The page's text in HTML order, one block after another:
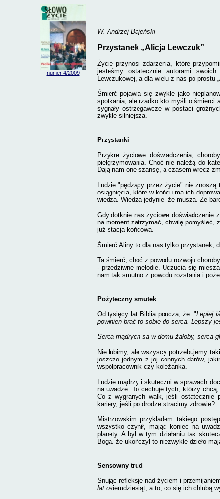
numer 4/2009
W. Andrzej Bajeński
Przystanek „Alicja Lewczuk”
Życie przynosi zdarzenia, które
jesteśmy ostatecznie autorami
Lewczukowej, a dla wielu z nas po prostu
Śmierć pojawia się zwykle jako
spotkania, ale rzadko kto myśli o śmierci
sygnały ostrzegawcze w postaci
zwykle silniejsza.
Przystanki
Przykre życiowe doświadczenia,
pielgrzymowania. Choć nie należą do
Dają nam one szansę, a czasem wręcz
Ludzie "pędzący przez życie" nie
osiągnięcia, które w końcu ma ich
wiedzą. Wiedzą jedynie, że muszą. Że
Gdy dotknie nas życiowe doświadczenie
na moment zatrzymać, chwilę pomyśleć,
już stacja końcowa.
Śmierć Aliny to dla nas tylko przystanek,
Ta śmierć, choć z powodu rozwoju
- przedziwne melodie. Uczucia się
nam tak smutno z powodu rozstania i
Pożyteczny smutek
Od tysięcy lat Biblia poucza, że: "Lepiej
powinien brać to sobie do serca. Lepszy
Serca mądrych są w domu żałoby, serca
Nie lubimy, ale wszyscy potrzebujemy
jeszcze jednym z jej cennych darów,
współpracownik czy koleżanka.
Ludzie mądrzy i skuteczni w sprawach
na uwadze. To cechuje tych, którzy
Co z wygranych walk, jeśli ostatecznie
kariery, jeśli po drodze stracimy zdrowie?
Mistrzowskim przykładem takiego
wszystko czynił, mając koniec na
planety. A był w tym działaniu tak
Boga, że ukończył to niezwykłe dzieło
Sensowny trud
Snując refleksję nad życiem i
lat osiemdziesiąt; a to, co się ich chlubą